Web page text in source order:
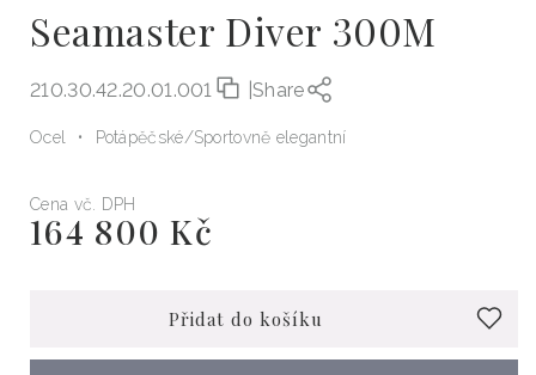
Seamaster Diver 300M
210.30.42.20.01.001 |Share
Ocel Potápěčské Sportovně elegantní
Cena vč. DPH
Běžná
cena
164 800 Kč
Přidat do košíku